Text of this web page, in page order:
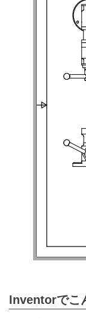
Inventorでこ